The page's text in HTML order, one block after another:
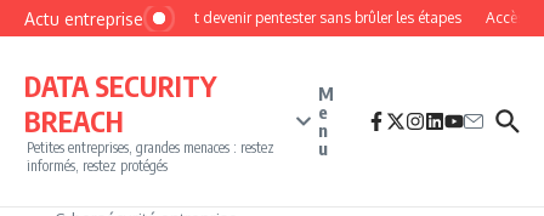
Aller au contenu
Actu entrepriseComment devenir pentester sans brûler les étapes Accès
DATA SECURITY
BREACH
Petites entreprises, grandes menaces : restez
informés, restez protégés
M
e
n
u